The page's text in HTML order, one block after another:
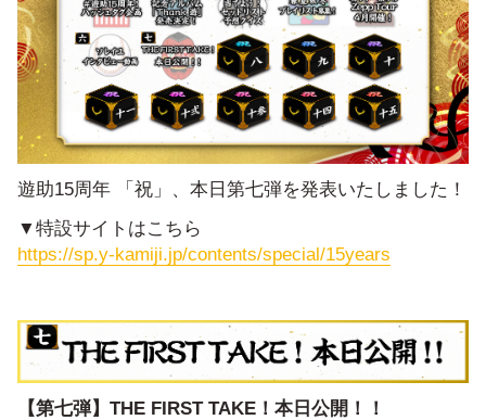
遊助15周年 「祝」、本日第七弾を発表いたしました！
▼特設サイトはこちら
https://sp.y-kamiji.jp/contents/special/15years
【第七弾】THE FIRST TAKE！本日公開！！